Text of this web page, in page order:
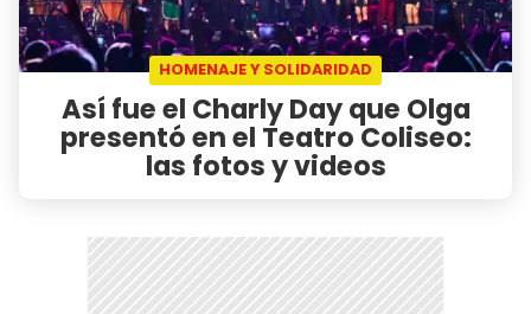
HOMENAJE Y SOLIDARIDAD
Así fue el Charly Day que Olga
presentó en el Teatro Coliseo:
las fotos y videos